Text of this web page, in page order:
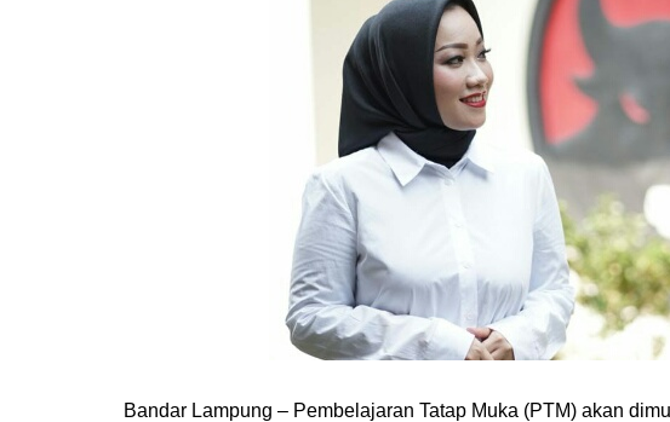
Bandar Lampung – Pembelajaran Tatap Muka (PTM) akan